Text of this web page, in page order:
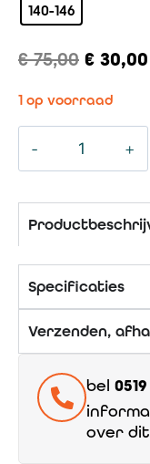
140-146
€75,00 € 30,00
1 op voorraad
Specificaties
Verzenden,
bel
over